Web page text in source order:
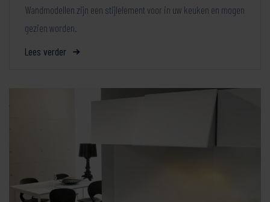
Wandmodellen zijn een stijlelement voor in uw keuken en mogen
gezien worden.
Lees verder